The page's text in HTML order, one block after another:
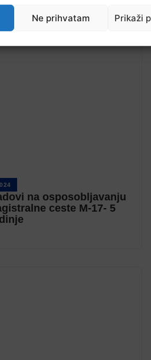
Ne prihvatam Prikaži
na osposobljavanju
ceste M-17- 5